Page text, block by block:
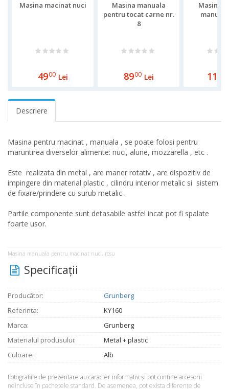
Masina macinat nuci
4900 Lei
Masina manuala
pentru tocat carne nr.
8
8900 Lei
Masina
119
Descriere
Masina pentru macinat , manuala , se poate folosi pentru
maruntirea diverselor alimente: nuci, alune, mozzarella , etc .
Este realizata din metal , are maner rotativ , are dispozitiv de
impingere din material plastic , cilindru interior metalic si sistem
de fixare/prindere cu surub metalic .
Partile componente sunt detasabile astfel incat pot fi spalate
foarte usor.
Masina manuala pentru macinat nuci, rosu
Specificaţii
Producător:
Grunberg
Referinta:
KY160
Marca:
Grunberg
Materialul produsului:
Metal + plastic
Culoare:
Alb
Fotografiile de prezentare au caracter informativ şi pot conţine accesorii
neincluse în pachetele standard. De asemenea, pot exista diferenţe de